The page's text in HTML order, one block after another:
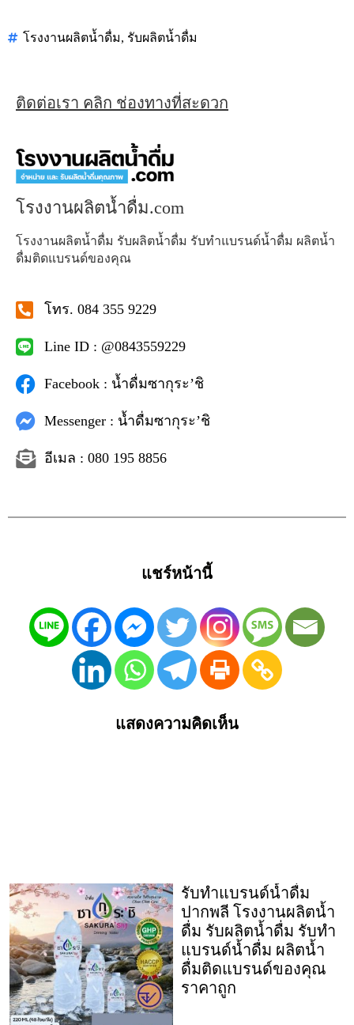
โรงงานผลิตน้ำดื่ม, รับผลิตน้ำดื่ม
ติดต่อเรา คลิก ช่องทางที่สะดวก
โรงงานผลิตน้ำดื่ม.com
โรงงานผลิตน้ำดื่ม รับผลิตน้ำดื่ม รับทำแบรนด์น้ำดื่ม ผลิตน้ำ
ดื่มติดแบรนด์ของคุณ
โทร. 084 355 9229
Line ID : @0843559229
Facebook : น้ำดื่มซากุระ’ชิ
Messenger : น้ำดื่มซากุระ’ชิ
อีเมล : 080 195 8856
แชร์หน้านี้
แสดงความคิดเห็น
รับทำแบรนด์น้ำดื่ม
ปากพลี โรงงานผลิตน้ำ
ดื่ม รับผลิตน้ำดื่ม รับทำ
แบรนด์น้ำดื่ม ผลิตน้ำ
ดื่มติดแบรนด์ของคุณ
ราคาถูก